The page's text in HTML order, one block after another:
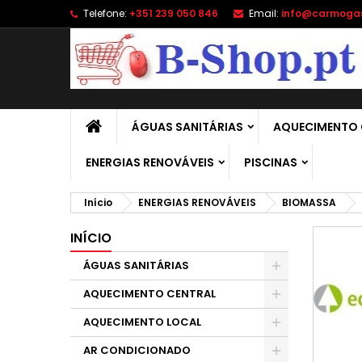
Telefone: +351 239 050 846 Email:
ÁGUAS SANITÁRIAS AQUECIMENTO
ENERGIAS RENOVÁVEIS PISCINAS
Início ENERGIAS RENOVÁVEIS BIOMASSA
INÍCIO
ÁGUAS SANITÁRIAS
AQUECIMENTO CENTRAL
AQUECIMENTO LOCAL
AR CONDICIONADO
add_circle_outline
É